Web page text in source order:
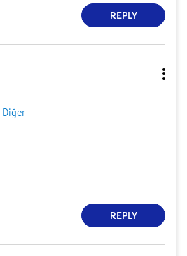
REPLY
Diğer
REPLY